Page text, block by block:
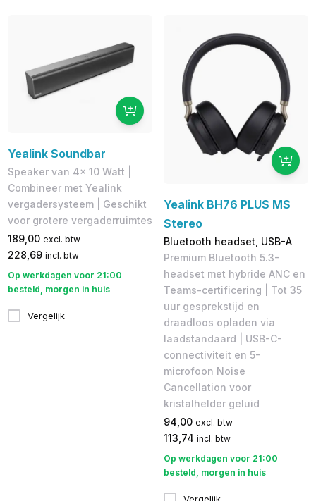
Yealink Soundbar
Speaker van 4x 10 Watt |
Combineer met Yealink
vergadersysteem | Geschikt
voor grotere vergaderruimtes
189,00 excl. btw
228,69 incl. btw
Op werkdagen voor 21:00
besteld, morgen in huis
Vergelijk
Yealink BH76 PLUS MS
Stereo
Bluetooth headset, USB-A
Premium Bluetooth 5.3-
headset met hybride ANC en
Teams-certificering | Tot 35
uur gesprekstijd en
draadloos opladen via
laadstandaard | USB-C-
connectiviteit en 5-
microfoon Noise
Cancellation voor
kristalhelder geluid
94,00 excl. btw
113,74 incl. btw
Op werkdagen voor 21:00
besteld, morgen in huis
Vergelijk